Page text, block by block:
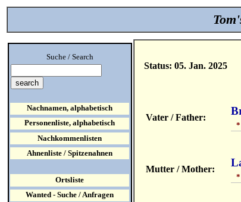
Status: 05. Jan. 2025
Vater / Father:
*
Mutter / Mother:
*
Suche / Search
Nachnamen, alphabetisch
Personenliste, alphabetisch
Nachkommenlisten
Ahnenliste / Spitzenahnen
Ortsliste
Wanted - Suche / Anfragen